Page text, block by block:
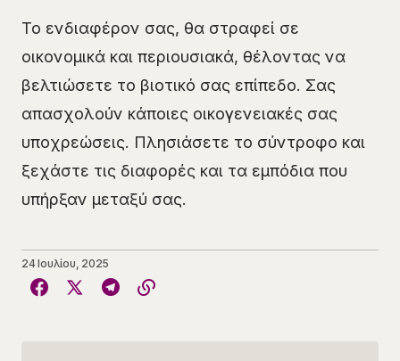
Το ενδιαφέρον σας, θα στραφεί σε
οικονομικά και περιουσιακά, θέλοντας να
βελτιώσετε το βιοτικό σας επίπεδο. Σας
απασχολούν κάποιες οικογενειακές σας
υποχρεώσεις. Πλησιάσετε το σύντροφο και
ξεχάστε τις διαφορές και τα εμπόδια που
υπήρξαν μεταξύ σας.
24 Ιουλίου, 2025